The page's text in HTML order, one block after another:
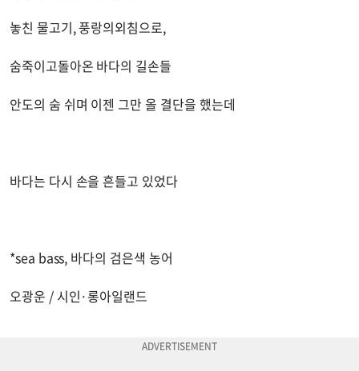
놓친 물고기, 풍랑의외침으로,
숨죽이고돌아온 바다의 길손들
안도의 숨 쉬며 이젠 그만 올 결단을 했는데
바다는 다시 손을 흔들고 있었다
*sea bass, 바다의 검은색 농어
오광운 / 시인·롱아일랜드